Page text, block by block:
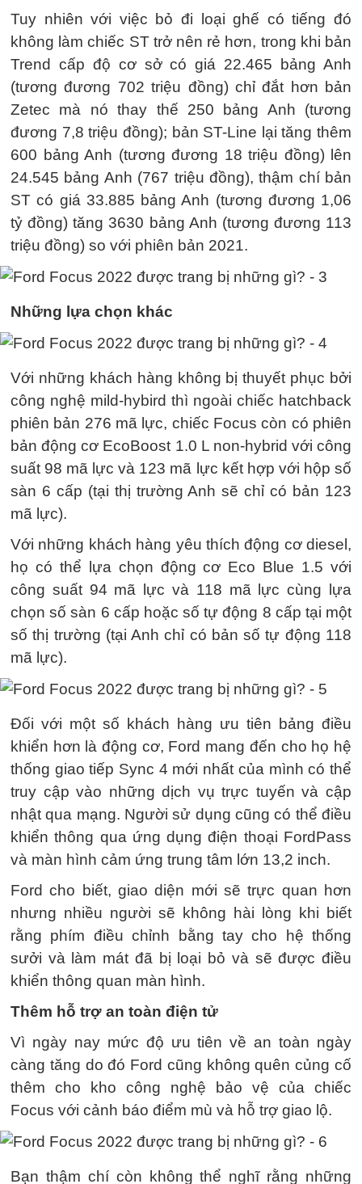
Tuy nhiên với việc bỏ đi loại ghế có tiếng đó
không làm chiếc ST trở nên rẻ hơn, trong khi bản
Trend cấp độ cơ sở có giá 22.465 bảng Anh
(tương đương 702 triệu đồng) chỉ đắt hơn bản
Zetec mà nó thay thế 250 bảng Anh (tương
đương 7,8 triệu đồng); bản ST-Line lại tăng thêm
600 bảng Anh (tương đương 18 triệu đồng) lên
24.545 bảng Anh (767 triệu đồng), thậm chí bản
ST có giá 33.885 bảng Anh (tương đương 1,06
tỷ đồng) tăng 3630 bảng Anh (tương đương 113
triệu đồng) so với phiên bản 2021.
Những lựa chọn khác
Với những khách hàng không bị thuyết phục bởi
công nghệ mild-hybird thì ngoài chiếc hatchback
phiên bản 276 mã lực, chiếc Focus còn có phiên
bản động cơ EcoBoost 1.0 L non-hybrid với công
suất 98 mã lực và 123 mã lực kết hợp với hộp số
sàn 6 cấp (tại thị trường Anh sẽ chỉ có bản 123
mã lực).
Với những khách hàng yêu thích động cơ diesel,
họ có thể lựa chọn động cơ Eco Blue 1.5 với
công suất 94 mã lực và 118 mã lực cùng lựa
chọn số sàn 6 cấp hoặc số tự động 8 cấp tại một
số thị trường (tại Anh chỉ có bản số tự động 118
mã lực).
Đối với một số khách hàng ưu tiên bảng điều
khiển hơn là động cơ, Ford mang đến cho họ hệ
thống giao tiếp Sync 4 mới nhất của mình có thể
truy cập vào những dịch vụ trực tuyến và cập
nhật qua mạng. Người sử dụng cũng có thể điều
khiển thông qua ứng dụng điện thoại FordPass
và màn hình cảm ứng trung tâm lớn 13,2 inch.
Ford cho biết, giao diện mới sẽ trực quan hơn
nhưng nhiều người sẽ không hài lòng khi biết
rằng phím điều chỉnh bằng tay cho hệ thống
sưởi và làm mát đã bị loại bỏ và sẽ được điều
khiển thông quan màn hình.
Thêm hỗ trợ an toàn điện tử
Vì ngày nay mức độ ưu tiên về an toàn ngày
càng tăng do đó Ford cũng không quên củng cố
thêm cho kho công nghệ bảo vệ của chiếc
Focus với cảnh báo điểm mù và hỗ trợ giao lộ.
Bạn thậm chí còn không thể nghĩ rằng những